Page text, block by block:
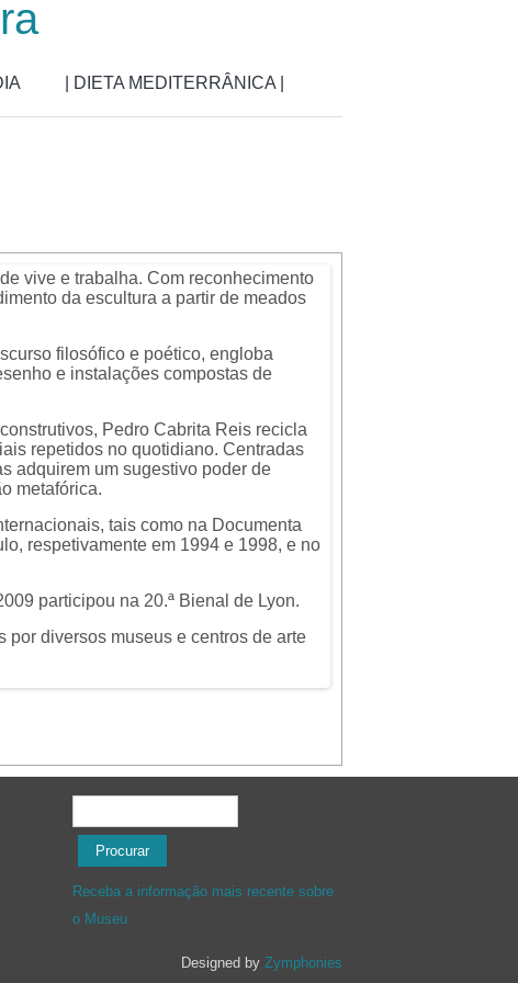
| DIETA MEDITERRÂNICA |
vive e trabalha. Com reconhecimento
da escultura a partir de meados
filosófico e poético, engloba
e instalações compostas de
Pedro Cabrita Reis recicla
repetidos no quotidiano. Centradas
adquirem um sugestivo poder de
metafórica.
tais como na Documenta
respetivamente em 1994 e 1998, e no
participou na 20.ª Bienal de Lyon.
diversos museus e centros de arte
Receba a informação mais recente sobre
o Museu
Designed by Zymphonies